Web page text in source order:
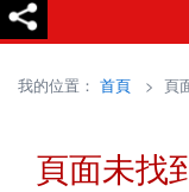
我的位置： 首頁 > 頁
頁面未找